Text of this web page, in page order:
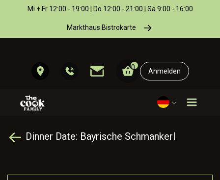
Mi + Fr 12:00 - 19:00 | Do 12:00 - 21:00 | Sa 9:00 - 16:00
Markthaus Bistrokarte
0 Anmelden
Dinner Date: Bayrische Schmankerl